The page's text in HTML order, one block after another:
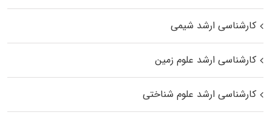
کارشناسی ارشد شیمی
کارشناسی ارشد علوم زمین
کارشناسی ارشد علوم شناختی